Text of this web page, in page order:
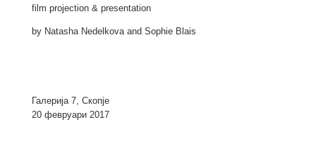
film projection & presentation
by Natasha Nedelkova and Sophie Blais
Галерија 7, Скопје
20 февруари 2017